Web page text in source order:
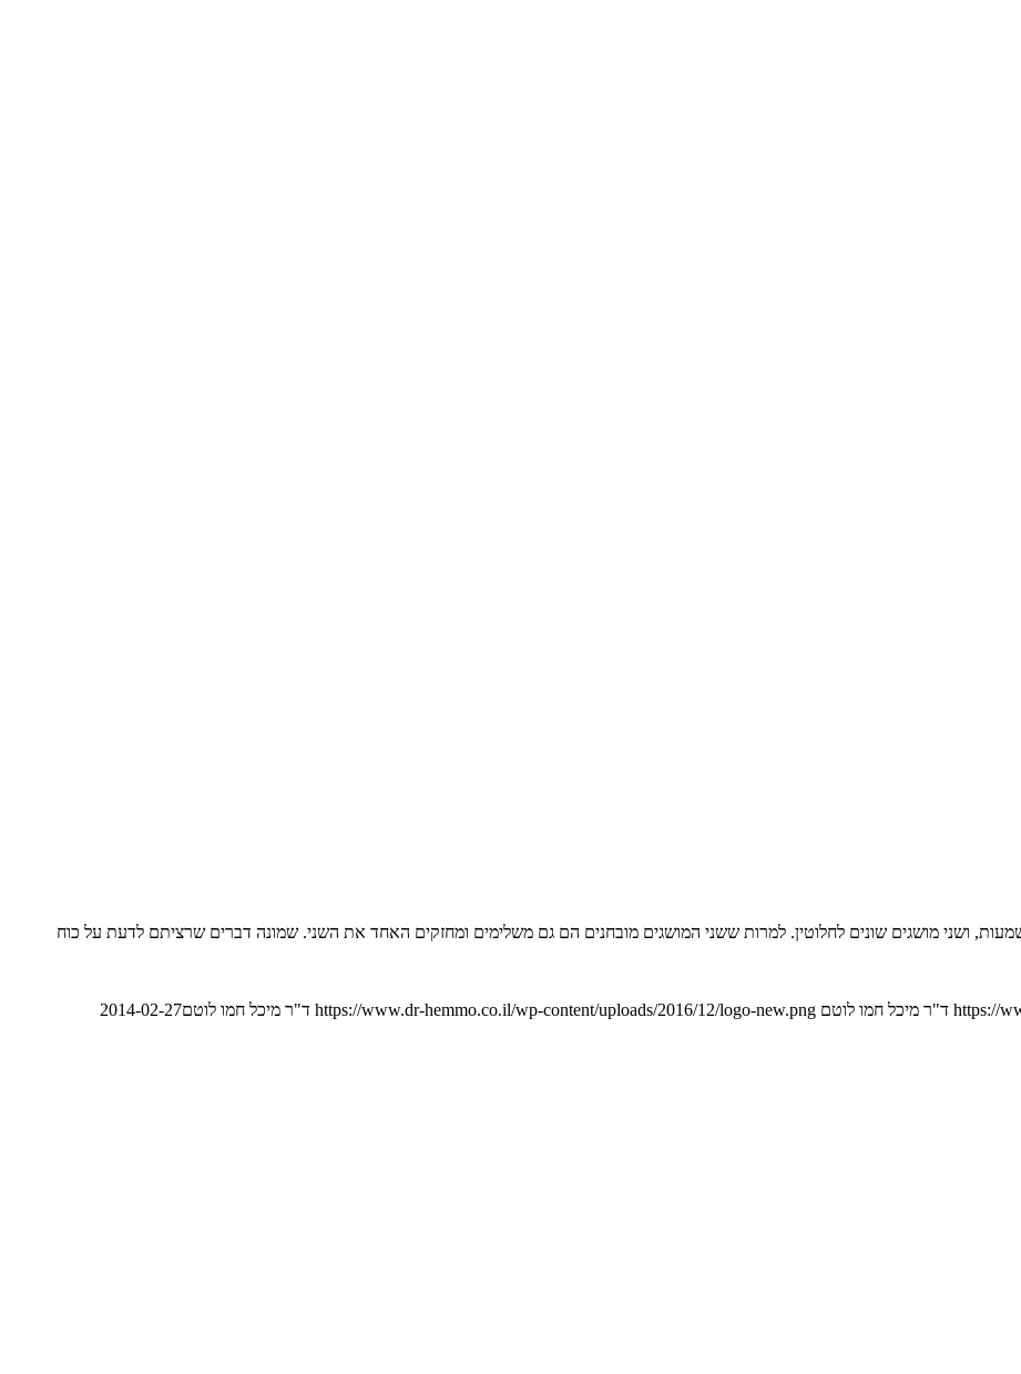
ושני מושגים שונים לחלוטין. למרות ששני המושגים מובחנים הם גם משלימים ומחזקים האחד את השני. שמונה דברים שרציתם לדעת על כוח
https:// ד"ר מיכל חמו לוטם https://www.dr-hemmo.co.il/wp-content/uploads/2016/12/logo-new.png ד"ר מיכל חמו לוטם2014-02-27